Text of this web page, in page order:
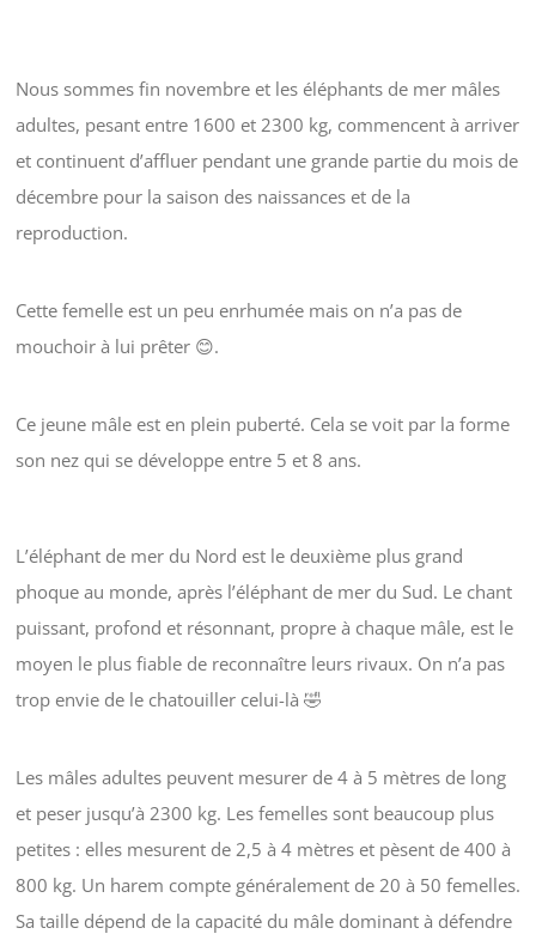
Nous sommes fin novembre et les éléphants de mer mâles
adultes, pesant entre 1600 et 2300 kg, commencent à arriver
et continuent d’affluer pendant une grande partie du mois de
décembre pour la saison des naissances et de la
reproduction.
Cette femelle est un peu enrhumée mais on n’a pas de
mouchoir à lui prêter 😊.
Ce jeune mâle est en plein puberté. Cela se voit par la forme
son nez qui se développe entre 5 et 8 ans.
L’éléphant de mer du Nord est le deuxième plus grand
phoque au monde, après l’éléphant de mer du Sud. Le chant
puissant, profond et résonnant, propre à chaque mâle, est le
moyen le plus fiable de reconnaître leurs rivaux. On n’a pas
trop envie de le chatouiller celui-là 🤣
Les mâles adultes peuvent mesurer de 4 à 5 mètres de long
et peser jusqu’à 2300 kg. Les femelles sont beaucoup plus
petites : elles mesurent de 2,5 à 4 mètres et pèsent de 400 à
800 kg. Un harem compte généralement de 20 à 50 femelles.
Sa taille dépend de la capacité du mâle dominant à défendre